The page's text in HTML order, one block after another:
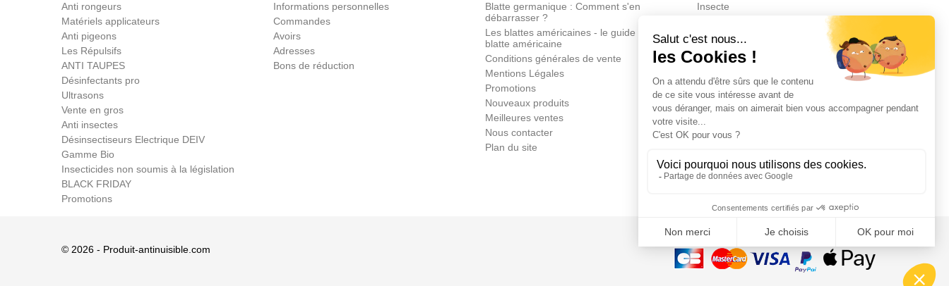
Anti rongeurs
Matériels applicateurs
Anti pigeons
Les Répulsifs
ANTI TAUPES
Désinfectants pro
Ultrasons
Vente en gros
Anti insectes
Désinsectiseurs Electrique DEIV
Gamme Bio
Insecticides non soumis à la législation
BLACK FRIDAY
Promotions
Informations personnelles
Commandes
Avoirs
Adresses
Bons de réduction
Blatte germanique : Comment s'en
débarrasser ?
Les blattes américaines - le guide de la
blatte américaine
Conditions générales de vente
Mentions Légales
Promotions
Nouveaux produits
Meilleures ventes
Nous contacter
Plan du site
Insecte
© 2026 - Produit-antinuisible.com